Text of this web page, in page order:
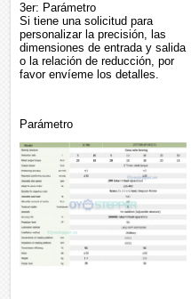
3er: Parámetro
Si tiene una solicitud para
personalizar la precisión, las
dimensiones de entrada y salida
o la relación de reducción, por
favor envíeme los detalles.
Parámetro